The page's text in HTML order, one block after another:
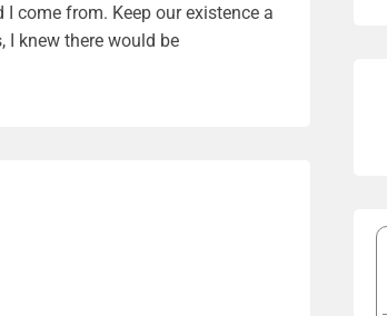
I come from. Keep our existence a
I knew there would be